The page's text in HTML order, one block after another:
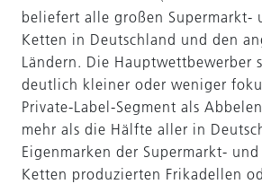
beliefert alle großen Supermarkt-
Ketten in Deutschland und den
Ländern. Die Hauptwettbewerber
deutlich kleiner oder weniger
Private-Label-Segment als
mehr als die Hälfte aller in
Eigenmarken der Supermarkt-
Ketten produzierten Frikadellen